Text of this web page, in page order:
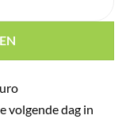
volgende dag in